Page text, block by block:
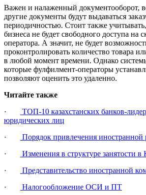
Важен и налаженный документооборот,
другие документы будут выдаваться
периодичностью. Стоит также
бизнеса не будет свободного доступа на
оператора. А значит, не будет
проконтролировать количество товара
в любой момент времени. Однако
которые фулфилмент-операторы
позволяют оценить это удаленно.
Читайте также
·
ТОП-10 казахстанских банков-
юридических лиц
·
Порядок привлечения иностранной
·
Изменения в структуре занятости в
·
Представительство иностранной
·
Налогообложение ОСИ и ПТ